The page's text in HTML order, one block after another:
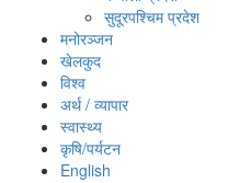
सुदूरपश्‍चिम प्रदेश
मनोरञ्‍जन
खेलकुद
विश्‍व
अर्थ / व्यापार
स्वास्थ्य
कृषि/पर्यटन
English